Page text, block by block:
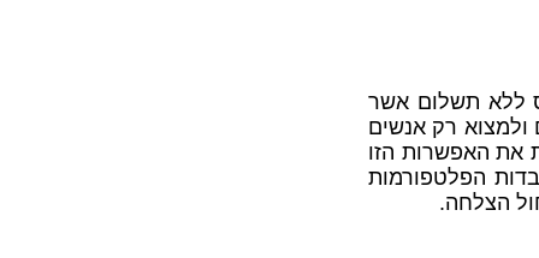
ללא תשלום אשר
רק אנשים
את האפשרות הזו
הפלטפורמות
הצלחה.